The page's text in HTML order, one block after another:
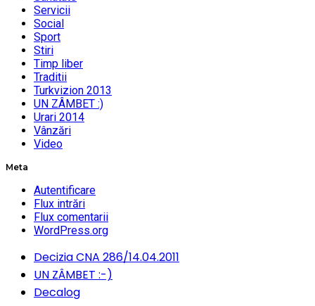
Servicii
Social
Sport
Stiri
Timp liber
Traditii
Turkvizion 2013
UN ZÂMBET :)
Urari 2014
Vânzări
Video
Meta
Autentificare
Flux intrări
Flux comentarii
WordPress.org
Decizia CNA 286/14.04.2011
UN ZÂMBET :-)
Decalog